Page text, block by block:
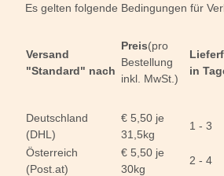
Es gelten folgende Bedingungen für
Versand
"Standard" nach
Preis(pro
Bestellung
inkl. MwSt.)
in
Deutschland
(DHL)
€ 5,50 je
31,5kg
1 - 3
Österreich
(Post.at)
€ 5,50 je
30kg
2 - 4